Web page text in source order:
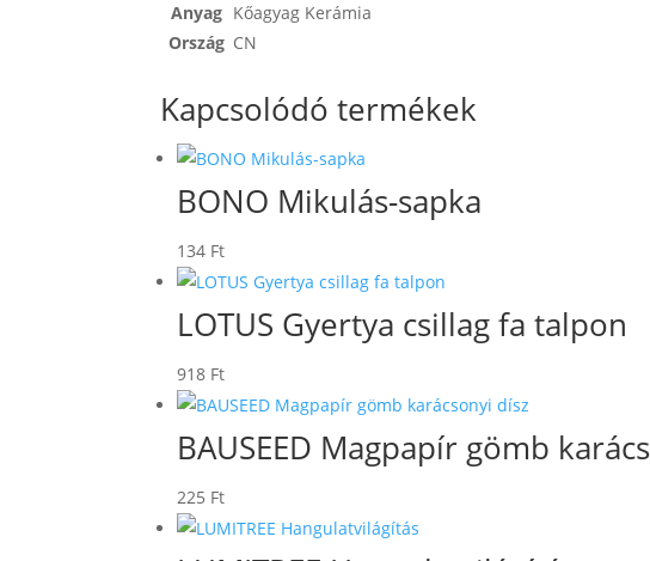
Anyag Kőagyag Kerámia
Ország CN
Kapcsolódó termékek
BONO Mikulás-sapka
134 Ft
LOTUS Gyertya csillag fa talpon
918 Ft
BAUSEED Magpapír gömb
225 Ft